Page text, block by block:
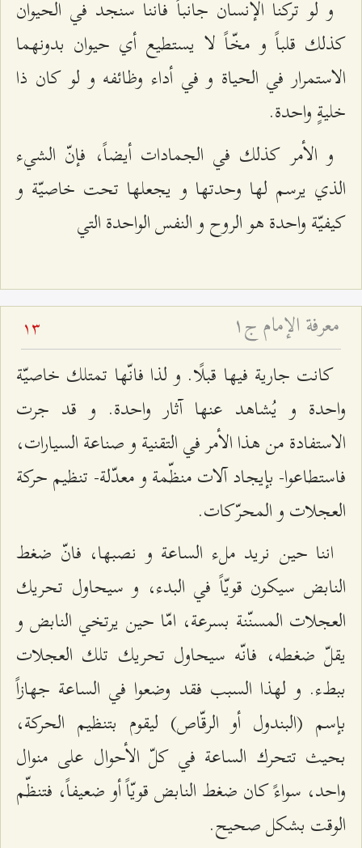
و لو تركنا الإنسان جانباً فاننا سنجد في الحيوان
كذلك قلباً و مخّاً لا يستطيع أي حيوان بدونهما
الاستمرار في الحياة و في أداء وظائفه و لو كان ذا
خليةٍ واحدة.
و الأمر كذلك في الجمادات أيضاً، فإنّ الشي‌ء
الذي يرسم لها وحدتها و يجعلها تحت خاصيّة و
كيفيّة واحدة هو الروح و النفس الواحدة التي‌
معرفة الإمام ج۱ 13
كانت جارية فيها قبلًا. و لذا فانّها تمتلك خاصيّة
واحدة و يُشاهد عنها آثار واحدة. و قد جرت
الاستفادة من هذا الأمر في التقنية و صناعة السيارات،
فاستطاعوا- بإيجاد آلات منظّمة و معدّلة- تنظيم حركة
العجلات و المحرّكات.
اننا حين نريد مل‌ء الساعة و نصبها، فانّ ضغط
النابض سيكون قويّاً في البدء، و سيحاول تحريك
العجلات المسنّنة بسرعة، امّا حين يرتخي النابض و
يقلّ ضغطه، فانّه سيحاول تحريك تلك العجلات
ببطء. و لهذا السبب فقد وضعوا في الساعة جهازاً
بإسم (البندول أو الرقّاص) ليقوم بتنظيم الحركة،
بحيث تتحرك الساعة في كلّ الأحوال على منوال
واحد، سواءً كان ضغط النابض قويّاً أو ضعيفاً، فتنظّم
الوقت بشكل صحيح.